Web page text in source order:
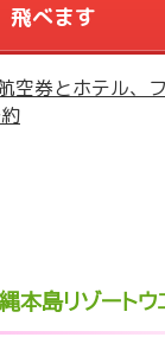
飛べます
空券とホテル、
本島リゾートウ